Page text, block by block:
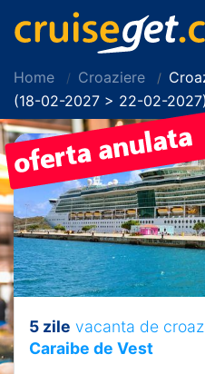
Home Croaziere
(18-02-2027 > 22-02-
5 zile vacanta de
Caraibe de Vest